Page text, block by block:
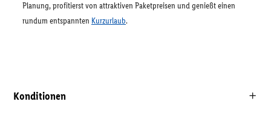
Planung, profitierst von attraktiven Paketpreisen und genießt einen
rundum entspannten Kurzurlaub.
Konditionen